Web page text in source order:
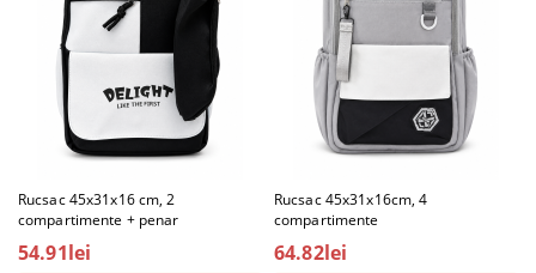
Rucsac 45x31x16 cm, 2
compartimente + penar
54.91lei
Rucsac 45x31x16cm, 4
compartimente
64.82lei